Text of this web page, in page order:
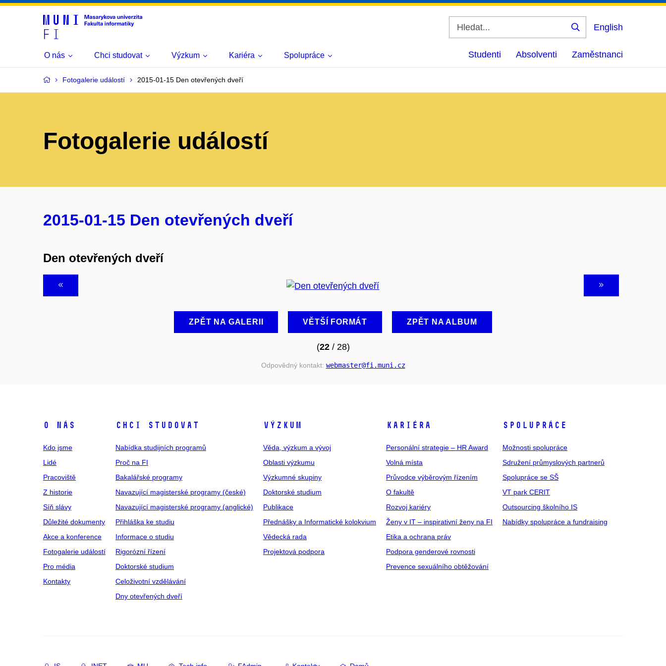
Vyhledat
English
O nás Chci studovat Výzkum Kariéra Spolupráce Studenti Absolventi Zaměstnanci
Fotogalerie událostí 2015-01-15 Den otevřených dveří
Fotogalerie událostí
2015-01-15 Den otevřených dveří
Den otevřených dveří
ZPĚT NA GALERII VĚTŠÍ FORMÁT ZPĚT NA ALBUM
(22/ 28)
Odpovědný kontakt: webmaster@fi .muni .cz
O NÁS
Kdo jsme
Lidé
Pracoviště
Z historie
Síň slávy
Důležité dokumenty
Akce a konference
Fotogalerie událostí
Pro média
Kontakty
CHCI STUDOVAT
Nabídka studijních programů
Proč na FI
Bakalářské programy
Navazující magisterské programy (české)
Navazující magisterské programy (anglické)
Přihláška ke studiu
Informace o studiu
Rigorózní řízení
Doktorské studium
Celoživotní vzdělávání
Dny otevřených dveří
VÝZKUM
Věda, výzkum a vývoj
Oblasti výzkumu
Výzkumné skupiny
Doktorské studium
Publikace
Přednášky a Informatické kolokvium
Vědecká rada
Projektová podpora
KARIÉRA
Personální strategie – HR Award
Volná místa
Průvodce výběrovým řízením
O fakultě
Rozvoj kariéry
Ženy v IT – inspirativní ženy na FI
Etika a ochrana práv
Podpora genderové rovnosti
Prevence sexuálního obtěžování
SPOLUPRÁCE
Možnosti spolupráce
Sdružení průmyslových partnerů
Spolupráce se SŠ
VT park CERIT
Outsourcing školního IS
Nabídky spolupráce a fundraising